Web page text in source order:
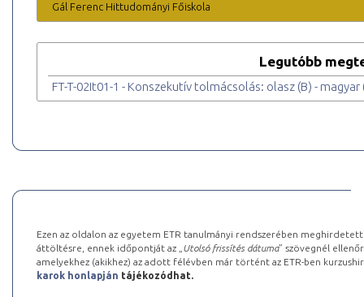
Gál Ferenc Hittudományi Főiskola
Legutóbb
FT-T-02It01-1 - Konszekutív tolmácsolás: olasz (B) - magyar
Ezen az oldalon az egyetem ETR tanulmányi rendszerében
áttöltésre, ennek időpontját az „ Utolsó frissítés dátuma” szövegnél
amelyekhez (akikhez) az adott félévben már történt az ETR-ben
karok honlapján tájékozódhat.